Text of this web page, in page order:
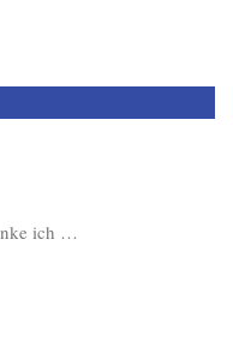
ich …